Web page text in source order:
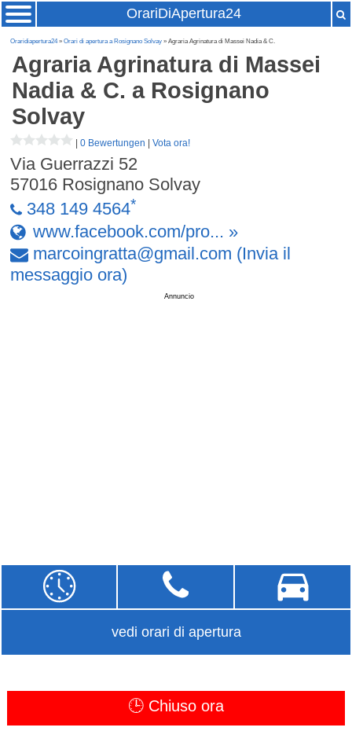
OrariDiApertura24
Oraridiapertura24»Orari di apertura a Rosignano Solvay » Agraria Agrinatura di Massei Nadia & C.
Agraria Agrinatura di Massei
Nadia & C. a Rosignano
Solvay
|0 Bewertungen |Vota ora!
Via Guerrazzi 52
57016 Rosignano Solvay
348 149 4564*
www.facebook.com/pro... »
marcoingratta@gmail .com (Invia il
messaggio ora)
Annuncio
vedi orari di apertura
🕒 Chiuso ora